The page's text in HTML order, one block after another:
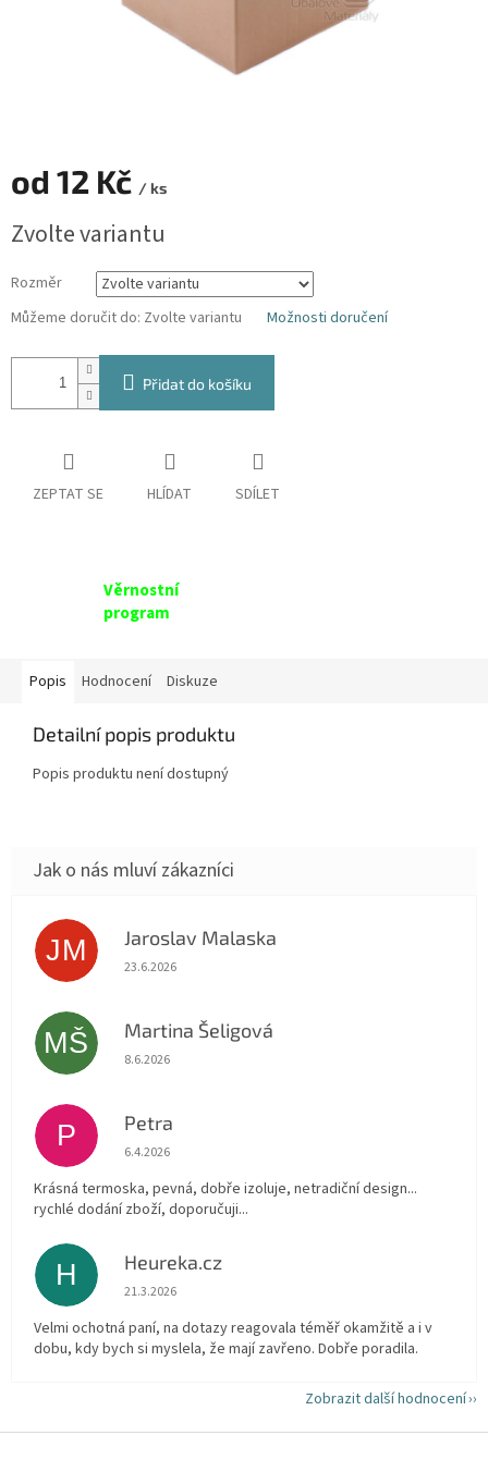
od 12 Kč / ks
cena:
Zvolte variantu
Rozměr
Můžeme doručit do: Zvolte variantu Možnosti doručení
Přidat do košíku
ZEPTAT SE HLÍDAT SDÍLET
Věrnostní
program
Popis Hodnocení Diskuze
Detailní popis produktu
Popis produktu není dostupný
JM Jaroslav Malaska
Hodnocení obchodu je 5 z 5 hvězdiček.
23.6.2026
MŠ Martina Šeligová
Hodnocení obchodu je 5 z 5 hvězdiček.
8.6.2026
P Petra
Hodnocení obchodu je 5 z 5 hvězdiček.
6.4.2026
Krásná termoska, pevná, dobře izoluje, netradiční design...
rychlé dodání zboží, doporučuji...
H Heureka.cz
Hodnocení obchodu je 5 z 5 hvězdiček.
21.3.2026
Velmi ochotná paní, na dotazy reagovala téměř okamžitě a i v
dobu, kdy bych si myslela, že mají zavřeno. Dobře poradila.
Zobrazit další hodnocení